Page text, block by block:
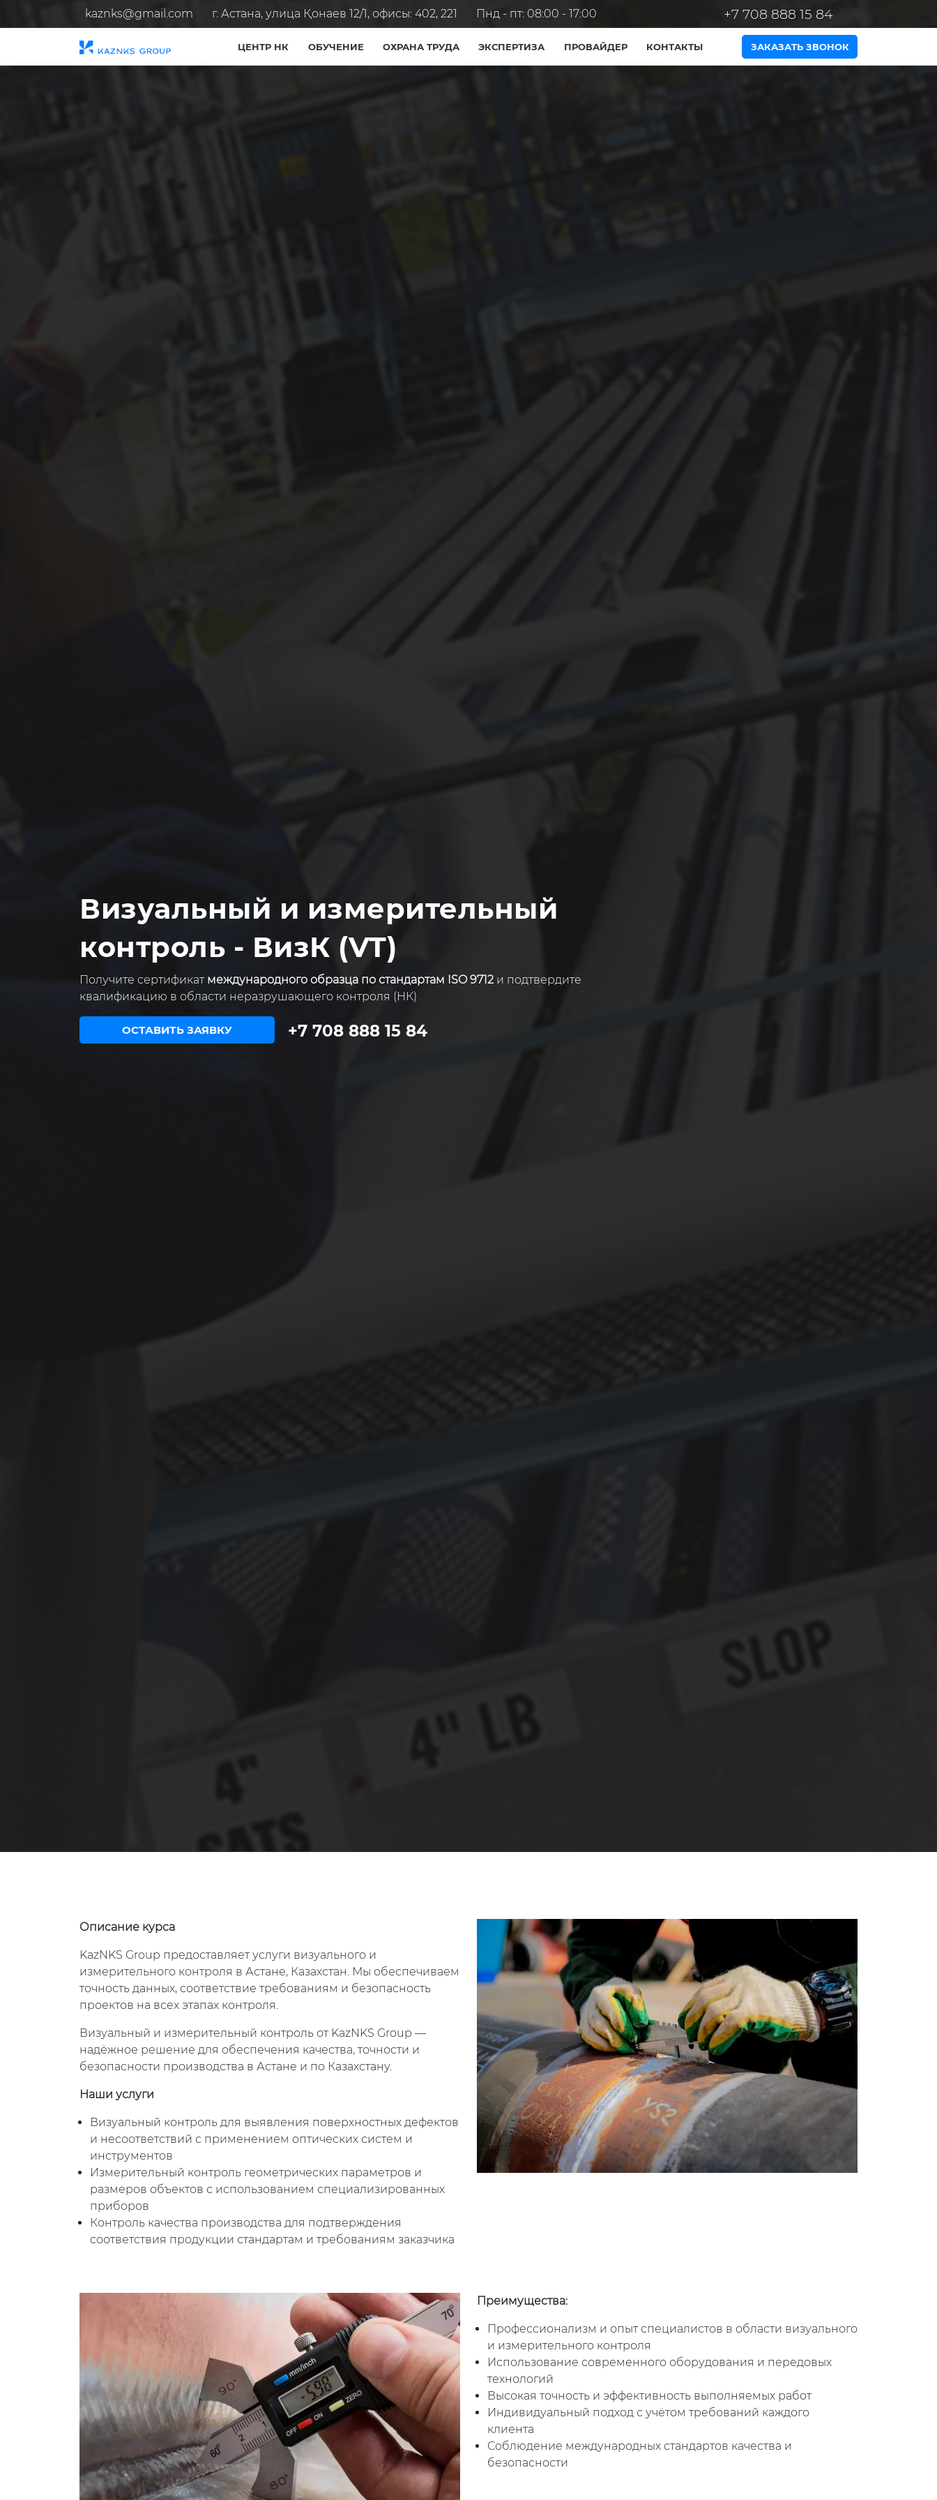
kaznks@gmail.com г. Астана, улица Қонаев 12/1, офисы: 402, 221 Пнд - пт: 08:00 - 17:00 +7 708 888 15 84
ЦЕНТР НК ОБУЧЕНИЕ ОХРАНА ТРУДА ЭКСПЕРТИЗА ПРОВАЙДЕР КОНТАКТЫ ЗАКАЗАТЬ ЗВОНОК
Визуальный и измерительный
контроль - ВизК (VT)
Получите сертификат международного образца по стандартам ISO 9712 и подтвердите
квалификацию в области неразрушающего контроля (НК)
ОСТАВИТЬ ЗАЯВКУ +7 708 888 15 84
Описание курса
KazNKS Group предоставляет услуги визуального и
измерительного контроля в Астане, Казахстан. Мы обеспечиваем
точность данных, соответствие требованиям и безопасность
проектов на всех этапах контроля.
Визуальный и измерительный контроль от KazNKS Group —
надёжное решение для обеспечения качества, точности и
безопасности производства в Астане и по Казахстану.
Наши услуги
Визуальный контроль для выявления поверхностных дефектов
и несоответствий с применением оптических систем и
инструментов
Измерительный контроль геометрических параметров и
размеров объектов с использованием специализированных
приборов
Контроль качества производства для подтверждения
соответствия продукции стандартам и требованиям заказчика
Преимущества:
Профессионализм и опыт специалистов в области визуального
и измерительного контроля
Использование современного оборудования и передовых
технологий
Высокая точность и эффективность выполняемых работ
Индивидуальный подход с учётом требований каждого
клиента
Соблюдение международных стандартов качества и
безопасности